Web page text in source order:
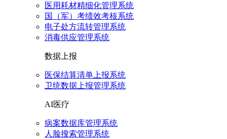
医用耗材精细化管理系统
国（军）考绩效考核系统
电子处方流转管理系统
消毒供应管理系统
数据上报
医保结算清单上报系统
卫统数据上报管理系统
AI医疗
病案数据库管理系统
人脸搜索管理系统